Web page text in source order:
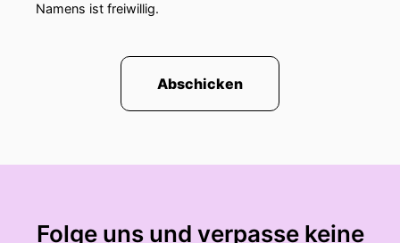
Namens ist freiwillig.
Abschicken
Folge uns und verpasse keine